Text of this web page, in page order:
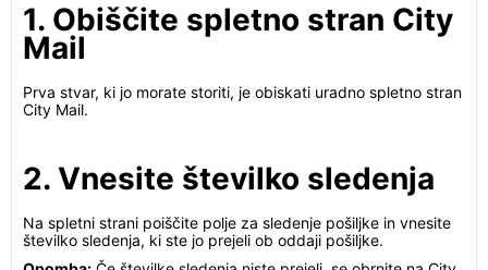
1. Obiščite spletno stran City
Mail
Prva stvar, ki jo morate storiti, je obiskati uradno spletno stran
City Mail.
2. Vnesite številko sledenja
Na spletni strani poiščite polje za sledenje pošiljke in vnesite
številko sledenja, ki ste jo prejeli ob oddaji pošiljke.